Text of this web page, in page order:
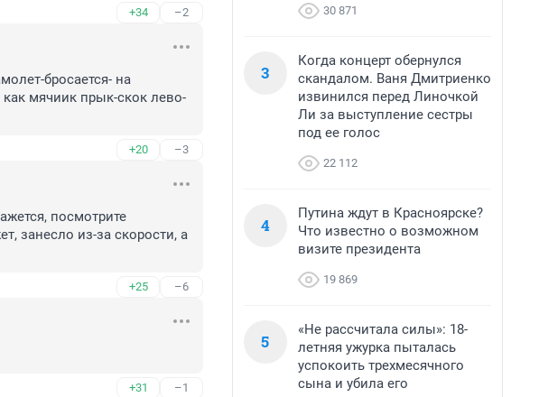
+34 –2
бросается- на
мячиик прык-скок лево-
+20 –3
посмотрите
занесло из-за скорости, а
+25 –6
+31 –1
30 871
3
Когда концерт обернулся
скандалом. Ваня Дмитриенко
извинился перед Линочкой
Ли за выступление сестры
под ее голос
22 112
4
Путина ждут в Красноярске?
Что известно о возможном
визите президента
19 869
5
«Не рассчитала силы»: 18-
летняя ужурка пыталась
успокоить трехмесячного
сына и убила его